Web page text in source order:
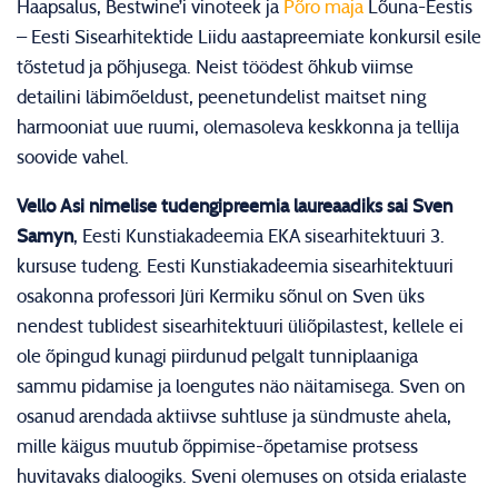
Haapsalus, Bestwine’i vinoteek ja Põro maja Lõuna-Eestis
– Eesti Sisearhitektide Liidu aastapreemiate konkursil esile
tõstetud ja põhjusega. Neist töödest õhkub viimse
detailini läbimõeldust, peenetundelist maitset ning
harmooniat uue ruumi, olemasoleva keskkonna ja tellija
soovide vahel.
Vello Asi nimelise tudengipreemia laureaadiks sai Sven
Samyn, Eesti Kunstiakadeemia EKA sisearhitektuuri 3.
kursuse tudeng. Eesti Kunstiakadeemia sisearhitektuuri
osakonna professori Jüri Kermiku sõnul on Sven üks
nendest tublidest sisearhitektuuri üliõpilastest, kellele ei
ole õpingud kunagi piirdunud pelgalt tunniplaaniga
sammu pidamise ja loengutes näo näitamisega. Sven on
osanud arendada aktiivse suhtluse ja sündmuste ahela,
mille käigus muutub õppimise-õpetamise protsess
huvitavaks dialoogiks. Sveni olemuses on otsida erialaste